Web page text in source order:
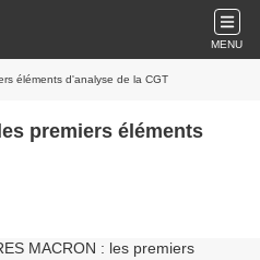
MENU
éléments d'analyse de la CGT
premiers éléments